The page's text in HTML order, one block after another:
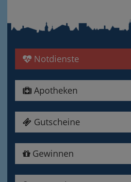
Notdienste
Apotheken
Gutscheine
Gewinnen